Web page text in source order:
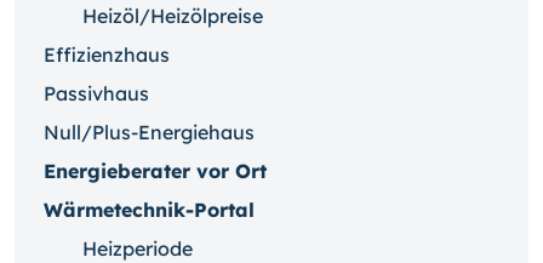
Heizöl/Heizölpreise
Effizienzhaus
Passivhaus
Null/Plus-Energiehaus
Energieberater vor Ort
Wärmetechnik-Portal
Heizperiode